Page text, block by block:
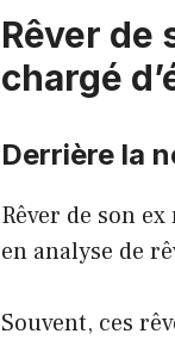
Rêver de
chargé
Derrière la
Rêver de son
en analyse de
Souvent, ces